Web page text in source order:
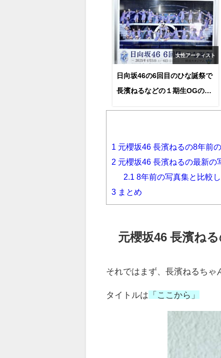
女性アーティスト
日向坂46の6回目のひな誕祭で
長濱ねるなどの１期生OGのサ
1
元櫻坂46 長濱ねるの8年前
2 元櫻坂46 長濱ねるの最新の
2.1 8年前の写真集と比較し
3 まとめ
元櫻坂46 長濱ね
それではまず、長濱ねるちゃ
タイトルは 「ここから」